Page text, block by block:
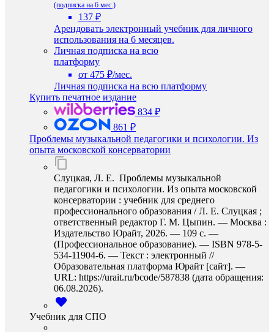
(подписка на 6 мес.)
137 ₽
Арендовать электронный учебник для личного
использования на 6 месяцев.
Личная подписка на всю
платформу
от 475 ₽/мес.
Личная подписка на всю платформу
Купить печатное издание
834 ₽
861 ₽
Проблемы музыкальной педагогики и психологии. Из
опыта московской консерватории
Слуцкая, Л. Е. Проблемы музыкальной
педагогики и психологии. Из опыта московской
консерватории : учебник для среднего
профессионального образования / Л. Е. Слуцкая ;
ответственный редактор Г. М. Цыпин. — Москва :
Издательство Юрайт, 2026. — 109 с. —
(Профессиональное образование). — ISBN 978-5-
534-11904-6. — Текст : электронный //
Образовательная платформа Юрайт [сайт]. —
URL: https://urait.ru/bcode/587838 (дата обращения:
06.08.2026).
Учебник для СПО